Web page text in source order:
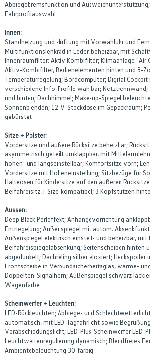
Abbiegebremsfunktion und
Fahrprofilauswahl
Innen:
Standheizung und -lüftung mit Vorwahluhr und
Multifunktionslenkrad in Leder, beheizbar, mit
Innenraumfilter: Aktiv Kombifilter; Klimaanlage "Air
Aktiv-Kombifilter, Bedienelementen hinten und 3-
Temperaturregelung; Bordcomputer; Digital Cockpit
verschiedene Info-Profile wählbar;
und hinten; Dachhimmel; Make-up-Spiegel
Sonnenblenden; 12-V-Steckdose im Gepäckraum;
gebürstet
Sitze + Polster:
Vordersitze und äußere Rücksitze beheizbar;
asymmetrisch geteilt umklappbar, mit
höhen- und längseinstellbar; Komfortsitze vorn;
Vordersitze mit Höheneinstellung; Sitzbezüge für
Halteösen für Kindersitze auf den äußeren
Beifahrersitz, i-Size-kompatibel; 3 Kopfstützen
Aussen:
Deep Black Perleffekt; Anhängevorrichtung
Entriegelung; Außenspiegel mit autom.
Außenspiegel elektrisch einstell- und beheizbar,
Beifahrerspiegelabsenkung; Seitenscheiben hinten
abgedunkelt; Dachreling silber eloxiert; Heckspoiler
Frontscheibe in Verbundsicherheitsglas, wärme-
Doppelton-Signalhorn; Außenspiegel schwarz
Wagenfarbe
Scheinwerfer + Leuchten:
LED-Rückleuchten; Abbiege- und
automatisch, mit LED-Tagfahrlicht sowie
Verabschiedungslicht; LED-Plus-Scheinwerfer LED-
Leuchtweitenregulierung dynamisch; Blendfreies
Ambientebeleuchtung 30-farbig